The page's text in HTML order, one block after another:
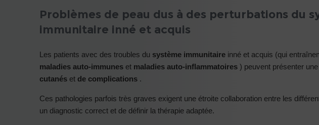
Problèmes de peau dus à des perturbations du
immunitaire inné et acquis
Les patients avec des troubles du système immunitaire inné et acquis (qui
maladies auto-immunes et maladies auto-inflammatoires ) peuvent présenter
cutanés et de complications .
Ces pathologies parfois très graves exigent une étroite collaboration entre les
un diagnostic correct et de définir la thérapie adaptée.